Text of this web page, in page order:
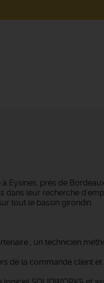
Eysines, près de
dans leur recherche
tout le bassin girondin.
, un technicien
de la commande client